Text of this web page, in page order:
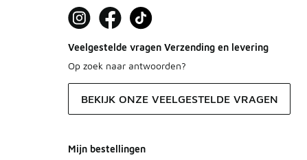
Veelgestelde vragen Verzending en levering
Op zoek naar antwoorden?
BEKIJK ONZE VEELGESTELDE VRAGEN
Mijn bestellingen